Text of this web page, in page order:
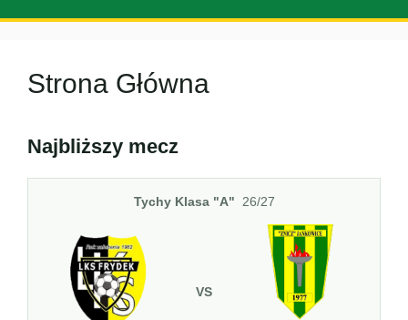
Strona Główna
Najbliższy mecz
Tychy Klasa "A" 26/27
VS